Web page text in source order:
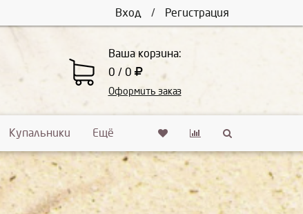
Вход / Регистрация
Ваша корзина:
0 / 0
Оформить заказ
Купальники Ещё